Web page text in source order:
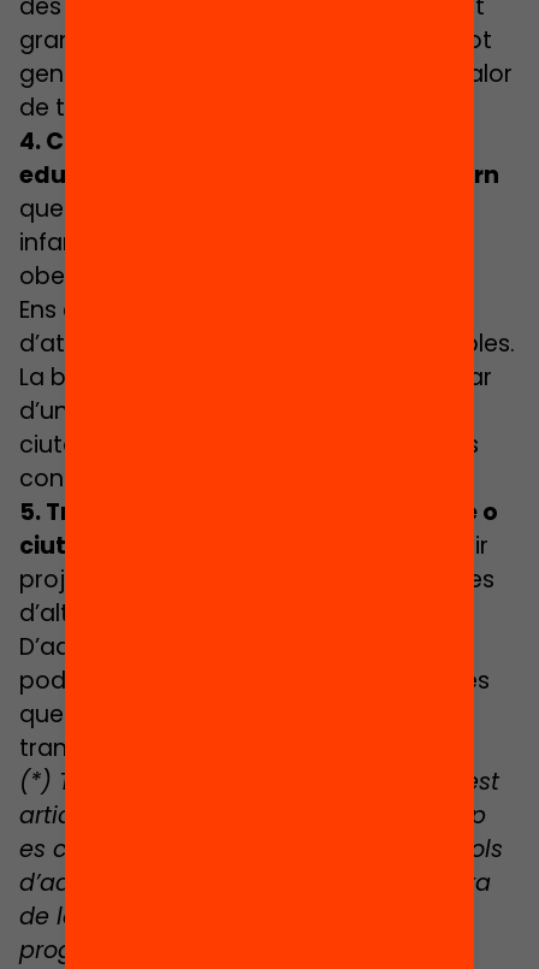
des del present entre els infants i la gent
gran entorn la mentoria de la lectura pot
generar connexions poderoses i amb valor
de transformació social i personal.
4. Col·laborar amb la comunitat
educativa i amb les entitats de l’entorn
que desenvoluparan projectes amb
infants durant o després l’estiu: centres
oberts i d’acollida, casals, esplais, etc.
Ens caldrà fer realitat que som xarxa
d’atenció i cura dels col·lectius vulnerables.
La biblioteca pública hauria de participar
d’un projecte global d’atenció a la
ciutadania, a partir d’iniciatives lectores
concretes.
5.Transcendir el cercle de barri, poble o
ciutat
i atrevir-nos a crear i/o compartir
projectes lectors amb altres biblioteques
d’altres barris, pobles o ciutats.
D’aquesta cooperació més sistèmica
poden sortir altres realitats comunitàries
que ampliïn la reflexió, l’acció i la
transformació dels reptes a superar.
(*) Totes les propostes que inclou aquest
article caldrà valorar-les de nou un cop
es coneguin les condicions i els protocols
d’acció que condicionaran la reobertura
de les biblioteques i la recuperació
progressiva de l’activitat comunitària.